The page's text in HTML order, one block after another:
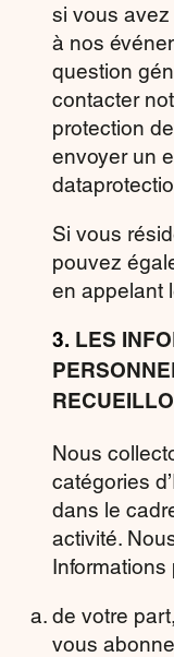
si vous
à nos
question
contacter
protection
envoyer un
Si vous
pouvez
en appelant
3. LES
Nous
catégories
dans le
activité.
Informations
de votre
vous